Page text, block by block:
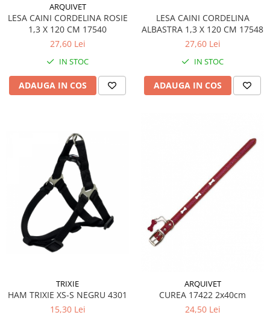
ARQUIVET
LESA CAINI CORDELINA ROSIE
1,3 X 120 CM 17540
27,60 Lei
IN STOC
ADAUGA IN COS
LESA CAINI CORDELINA
ALBASTRA 1,3 X 120 CM 17548
27,60 Lei
IN STOC
ADAUGA IN COS
TRIXIE
HAM TRIXIE XS-S NEGRU 4301
15,30 Lei
ARQUIVET
CUREA 17422 2x40cm
24,50 Lei